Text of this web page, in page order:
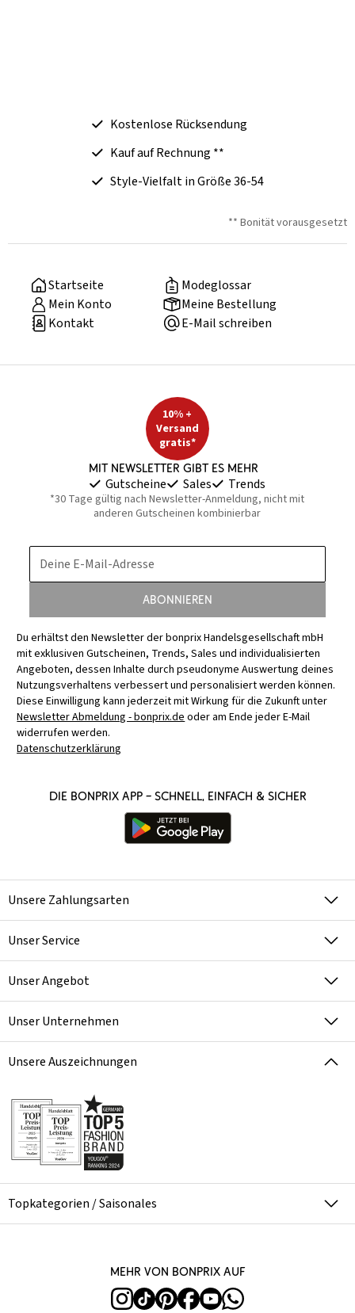
Kostenlose Rücksendung
Kauf auf Rechnung **
Style-Vielfalt in Größe 36-54
** Bonität vorausgesetzt
Startseite
Modeglossar
Mein Konto
Meine Bestellung
Kontakt
E-Mail schreiben
10% +
Versand
gratis*
Mit Newsletter gibt es mehr
Gutscheine Sales Trends
*30 Tage gültig nach Newsletter-Anmeldung, nicht mit
anderen Gutscheinen kombinierbar
Deine E-Mail-Adresse
Abonnieren
Du erhältst den Newsletter der bonprix Handelsgesellschaft mbH
mit exklusiven Gutscheinen, Trends, Sales und individualisierten
Angeboten, dessen Inhalte durch pseudonyme Auswertung deines
Nutzungsverhaltens verbessert und personalisiert werden können.
Diese Einwilligung kann jederzeit mit Wirkung für die Zukunft unter
Newsletter Abmeldung - bonprix.deoder am Ende jeder E-Mail
widerrufen werden.
Datenschutzerklärung
Die bonprix App – schnell, einfach & sicher
Unsere Zahlungsarten
Unser Service
Unser Angebot
Unser Unternehmen
Unsere Auszeichnungen
Topkategorien / Saisonales
Mehr von bonprix auf